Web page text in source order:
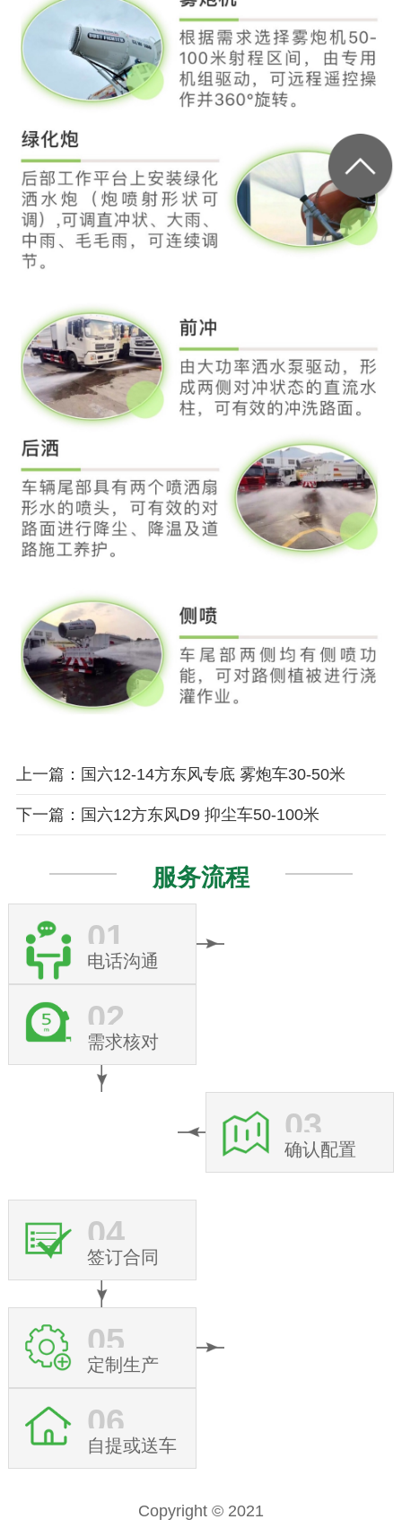
上一篇：国六12-14方东风专底 雾炮车30-50米
下一篇：国六12方东风D9 抑尘车50-100米
服务流程
01
电话沟通
02
需求核对
03
确认配置
04
签订合同
05
定制生产
06
自提或送车
Copyright © 2021